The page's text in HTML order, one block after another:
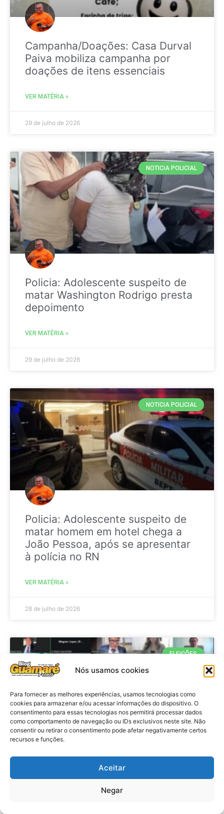
Nós usamos cookies
Para fornecer as melhores experiências, usamos tecnologias como
cookies para armazenar e/ou acessar informações do dispositivo. O
consentimento para essas tecnologias nos permitirá processar dados
como comportamento de navegação ou IDs exclusivos neste site. Não
consentir ou retirar o consentimento pode afetar negativamente certos
recursos e funções.
Aceitar
Negar
Campanha/Doações: Casa Durval
Paiva mobiliza campanha por
doações de itens essenciais
VER MATÉRIA »
29 de julho de 2026
NOTICIA POLICIAL
Policia: Adolescente suspeito de
matar Washington Rodrigo presta
depoimento
VER MATÉRIA »
29 de julho de 2026
NOTICIA POLICIAL
Policia: Adolescente suspeito de
matar homem em hotel chega a
João Pessoa, após se apresentar
à polícia no RN
VER MATÉRIA »
28 de julho de 2026
ELEIÇÕES
Eleições 2026: procuradores e
promotores eleitorais realizam
reunião de alinhamento no RN